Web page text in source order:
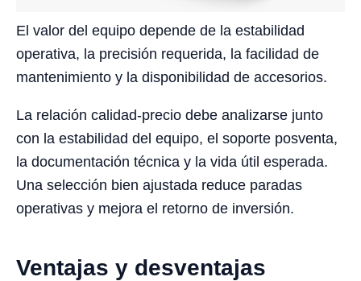
El valor del equipo depende de la estabilidad
operativa, la precisión requerida, la facilidad de
mantenimiento y la disponibilidad de accesorios.
La relación calidad-precio debe analizarse junto
con la estabilidad del equipo, el soporte posventa,
la documentación técnica y la vida útil esperada.
Una selección bien ajustada reduce paradas
operativas y mejora el retorno de inversión.
Ventajas y desventajas